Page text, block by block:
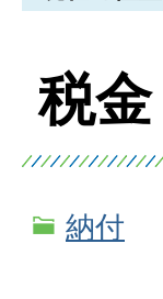
税金
納付